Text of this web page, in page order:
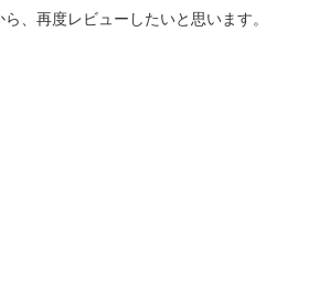
、再度レビューしたいと思います。